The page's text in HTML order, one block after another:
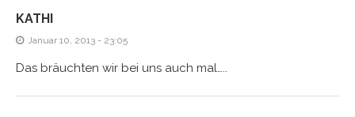
KATHI
Januar 10, 2013 - 23:05
Das bräuchten wir bei uns auch mal…..